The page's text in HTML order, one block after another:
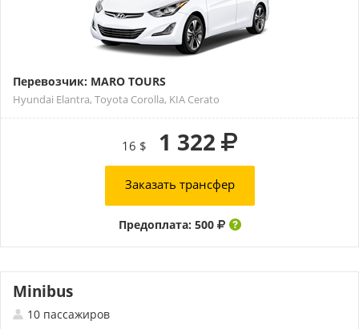
Перевозчик: MARO TOURS
Hyundai Elantra, Toyota Corolla, KIA Cerato
16 $ 1 322
Заказать трансфер
Предоплата: 500
Minibus
10 пассажиров